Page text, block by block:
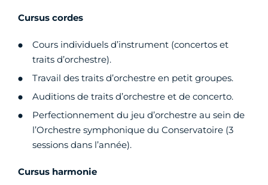
Cursus cordes
Cours individuels d’instrument (concertos et
traits d’orchestre).
Travail des traits d’orchestre en petit groupes.
Auditions de traits d’orchestre et de concerto.
Perfectionnement du jeu d’orchestre au sein de
l’Orchestre symphonique du Conservatoire (3
sessions dans l’année).
Cursus harmonie